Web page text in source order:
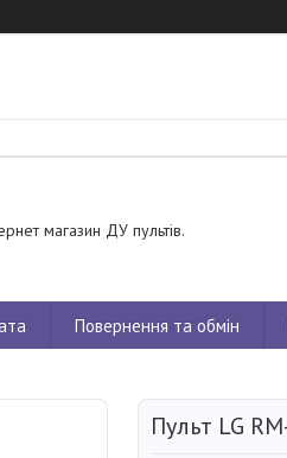
магазин ДУ пультів.
Повернення та обмін
Пульт LG